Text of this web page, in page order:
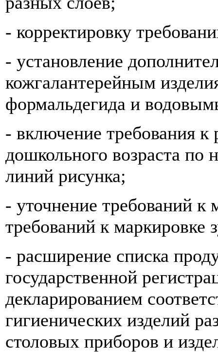
- корректировку
- установление
кожгалантерейным
формальдегида и
- включение требования к
дошкольного возраста по
линий рисунка;
- уточнение требований
требований к маркировке
- расширение списка
государственной
декларированием
гигиенических изделий
столовых приборов и